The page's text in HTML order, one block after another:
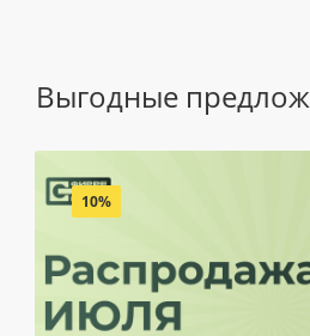
Выгодные
10%